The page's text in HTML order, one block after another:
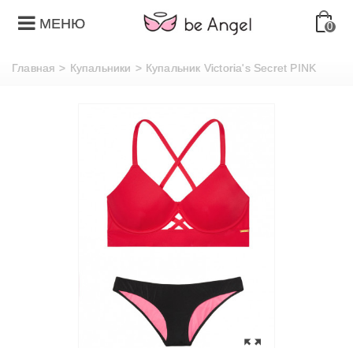
МЕНЮ 0
Главная > Купальники > Купальник Victoria's Secret PINK